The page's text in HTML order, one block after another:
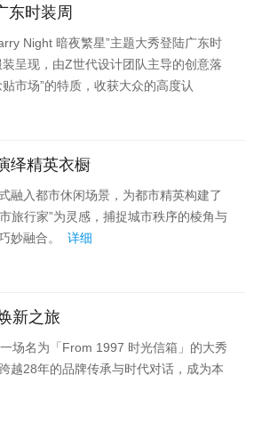
东时装周
Night 暗夜繁星”主题大秀登陆广东时
呈现，由Z世代设计团队主导的创意落
市场”的特质，收获大众的高度认
绎精英衣橱
融入都市休闲场景，为都市精英构建了
旅行家”为灵感，捕捉城市秩序的棱角与
妙融合。
详细
新之旅
场名为「From 1997 时光信箱」的大秀
越28年的品牌传承与时代对话，成为本